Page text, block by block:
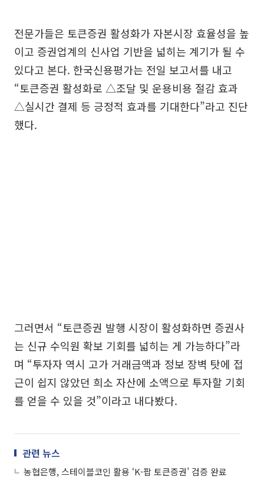
전문가들은 토큰증권 활성화가 자본시장 효율성을 높
이고 증권업계의 신사업 기반을 넓히는 계기가 될 수
있다고 본다. 한국신용평가는 전일 보고서를 내고
“토큰증권 활성화로 △조달 및 운용비용 절감 효과
△실시간 결제 등 긍정적 효과를 기대한다”라고 진단
했다.
그러면서 “토큰증권 발행 시장이 활성화하면 증권사
는 신규 수익원 확보 기회를 넓히는 게 가능하다”라
며 “투자자 역시 고가 거래금액과 정보 장벽 탓에 접
근이 쉽지 않았던 희소 자산에 소액으로 투자할 기회
를 얻을 수 있을 것”이라고 내다봤다.
관련 뉴스
농협은행, 스테이블코인 활용 ‘K-팝 토큰증권’ 검증 완료